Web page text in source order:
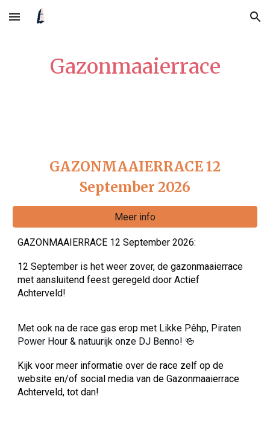
Skip to main content Skip to navigation
Gazonmaaierrace
GAZONMAAIERRACE 12
September 2026
Meer info
GAZONMAAIERRACE 12 September 2026:
12 September is het weer zover, de gazonmaaierrace
met aansluitend feest geregeld door Actief
Achterveld!
Met ook na de race gas erop met Likke Pêhp, Piraten
Power Hour & natuurijk onze DJ Benno! 🍻
Kijk voor meer informatie over de race zelf op de
website en/of social media van de Gazonmaaierrace
Achterveld, tot dan!